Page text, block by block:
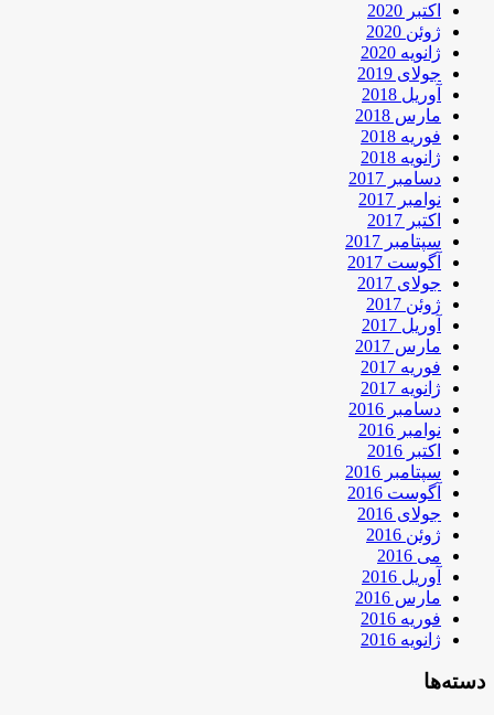
اکتبر 2020
ژوئن 2020
ژانویه 2020
جولای 2019
آوریل 2018
مارس 2018
فوریه 2018
ژانویه 2018
دسامبر 2017
نوامبر 2017
اکتبر 2017
سپتامبر 2017
آگوست 2017
جولای 2017
ژوئن 2017
آوریل 2017
مارس 2017
فوریه 2017
ژانویه 2017
دسامبر 2016
نوامبر 2016
اکتبر 2016
سپتامبر 2016
آگوست 2016
جولای 2016
ژوئن 2016
می 2016
آوریل 2016
مارس 2016
فوریه 2016
ژانویه 2016
دسته‌ها